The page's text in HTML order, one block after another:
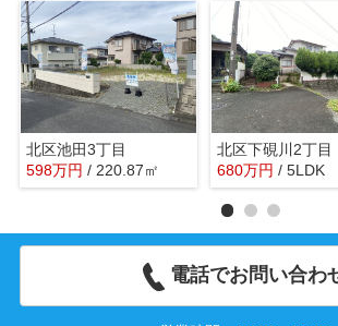
北区池田3丁目
598万円 / 220.87㎡
北区下硯川2丁目
680万円 / 5LDK
電話でお問い合わ